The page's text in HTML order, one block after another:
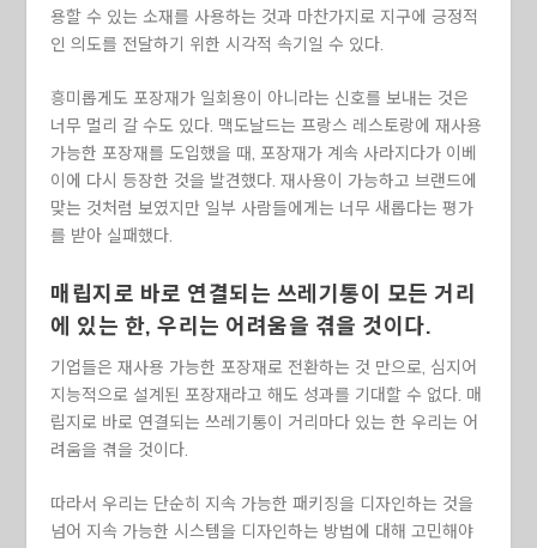
용할 수 있는 소재를 사용하는 것과 마찬가지로 지구에 긍정적
인 의도를 전달하기 위한 시각적 속기일 수 있다.
흥미롭게도 포장재가 일회용이 아니라는 신호를 보내는 것은
너무 멀리 갈 수도 있다. 맥도날드는 프랑스 레스토랑에 재사용
가능한 포장재를 도입했을 때, 포장재가 계속 사라지다가 이베
이에 다시 등장한 것을 발견했다. 재사용이 가능하고 브랜드에
맞는 것처럼 보였지만 일부 사람들에게는 너무 새롭다는 평가
를 받아 실패했다.
매립지로 바로 연결되는 쓰레기통이 모든 거리
에 있는 한, 우리는 어려움을 겪을 것이다.
기업들은 재사용 가능한 포장재로 전환하는 것 만으로, 심지어
지능적으로 설계된 포장재라고 해도 성과를 기대할 수 없다. 매
립지로 바로 연결되는 쓰레기통이 거리마다 있는 한 우리는 어
려움을 겪을 것이다.
따라서 우리는 단순히 지속 가능한 패키징을 디자인하는 것을
넘어 지속 가능한 시스템을 디자인하는 방법에 대해 고민해야